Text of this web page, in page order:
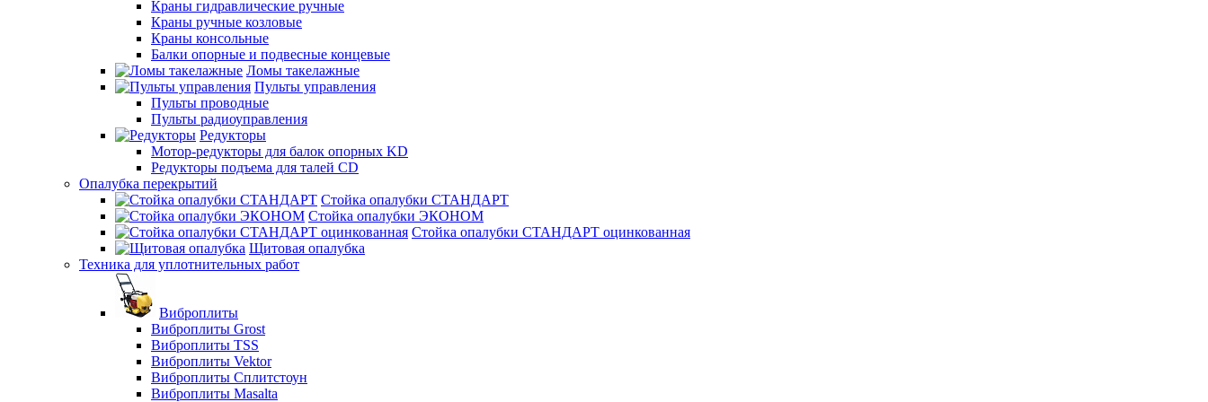
Краны гидравлические ручные
Краны ручные козловые
Краны консольные
Балки опорные и подвесные концевые
Ломы такелажные
Пульты управления
Пульты проводные
Пульты радиоуправления
Редукторы
Мотор-редукторы для балок опорных KD
Редукторы подъема для талей CD
Опалубка перекрытий
Стойка опалубки СТАНДАРТ
Стойка опалубки ЭКОНОМ
Стойка опалубки СТАНДАРТ оцинкованная
Щитовая опалубка
Техника для уплотнительных работ
Виброплиты
Виброплиты Grost
Виброплиты TSS
Виброплиты Vektor
Виброплиты Сплитстоун
Виброплиты Masalta